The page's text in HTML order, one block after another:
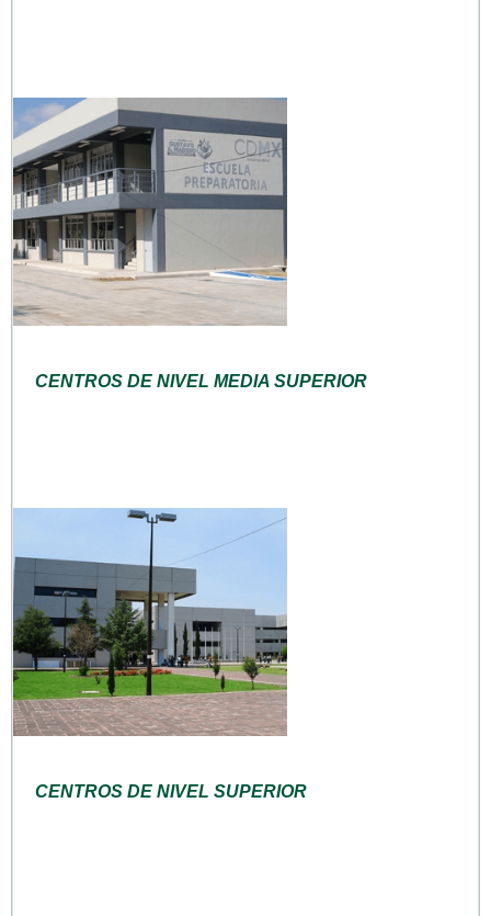
CENTROS DE NIVEL MEDIA SUPERIOR
CENTROS DE NIVEL SUPERIOR